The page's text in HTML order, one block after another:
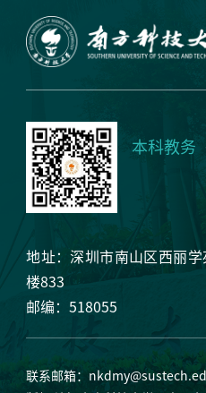
本科教务
地址：深圳市南山区西丽
楼833
邮编：518055
联系邮箱：